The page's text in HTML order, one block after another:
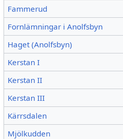
Fammerud
Fornlämningar i Anolfsbyn
Haget (Anolfsbyn)
Kerstan I
Kerstan II
Kerstan III
Kärrsdalen
Mjölkudden